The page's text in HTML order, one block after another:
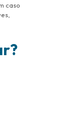
caso